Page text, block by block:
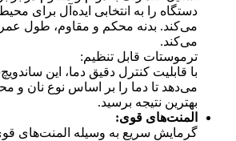
دستگاه را به انتخابی ایده‌آل برای
می‌کند. بدنه محکم و مقاوم، طول عمر
می‌کند.
ترموستات قابل تنظیم:
با قابلیت کنترل دقیق دما، این
می‌دهد تا دما را بر اساس نوع نان و
بهترین نتیجه برسید.
المنت‌های قوی:
گرمایش سریع به وسیله المنت‌های